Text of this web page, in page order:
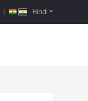
Hindi
|